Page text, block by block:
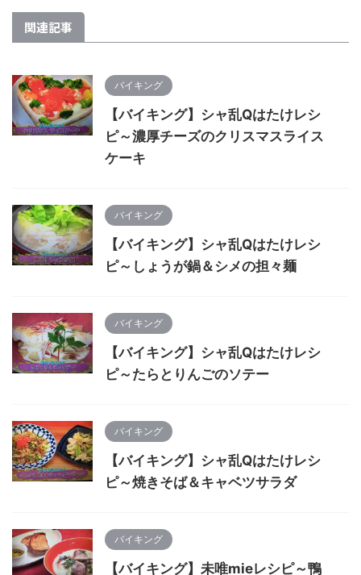
関連記事
バイキング
【バイキング】シャ乱Qはたけレシ
ピ～濃厚チーズのクリスマスライス
ケーキ
バイキング
【バイキング】シャ乱Qはたけレシ
ピ～しょうが鍋＆シメの担々麺
バイキング
【バイキング】シャ乱Qはたけレシ
ピ～たらとりんごのソテー
バイキング
【バイキング】シャ乱Qはたけレシ
ピ～焼きそば＆キャベツサラダ
バイキング
【バイキング】未唯mieレシピ～鴨